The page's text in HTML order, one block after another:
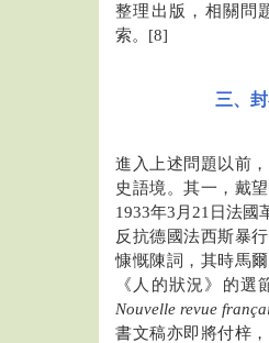
整理出版，相關問
索。[8]
三、
進入上述問題以前
史語境。其一，戴
1933年3月21日法國
反抗德國法西斯暴
慷慨陳詞，其時馬
《人的狀況》的選
Nouvelle revue
書文稿亦即將付梓